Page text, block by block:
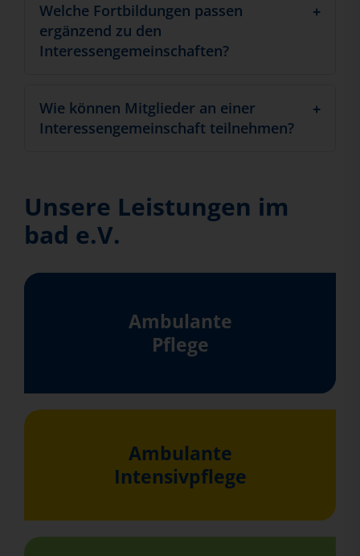
Welche Fortbildungen passen
ergänzend zu den
Interessengemeinschaften?
Wie können Mitglieder an einer
Interessengemeinschaft teilnehmen?
Unsere Leistungen im
bad e.V.
Ambulante
Pflege
Ambulante
Intensivpflege